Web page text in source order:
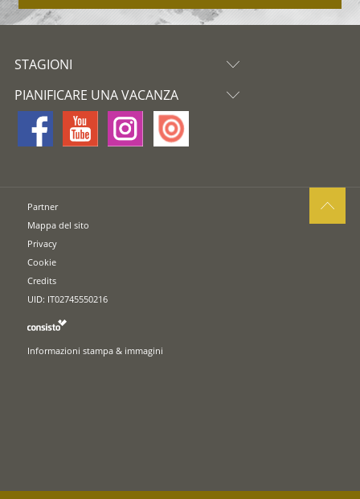
STAGIONI
PIANIFICARE UNA VACANZA
Partner
Mappa del sito
Privacy
Cookie
Credits
UID: IT02745550216
Informazioni stampa & immagini